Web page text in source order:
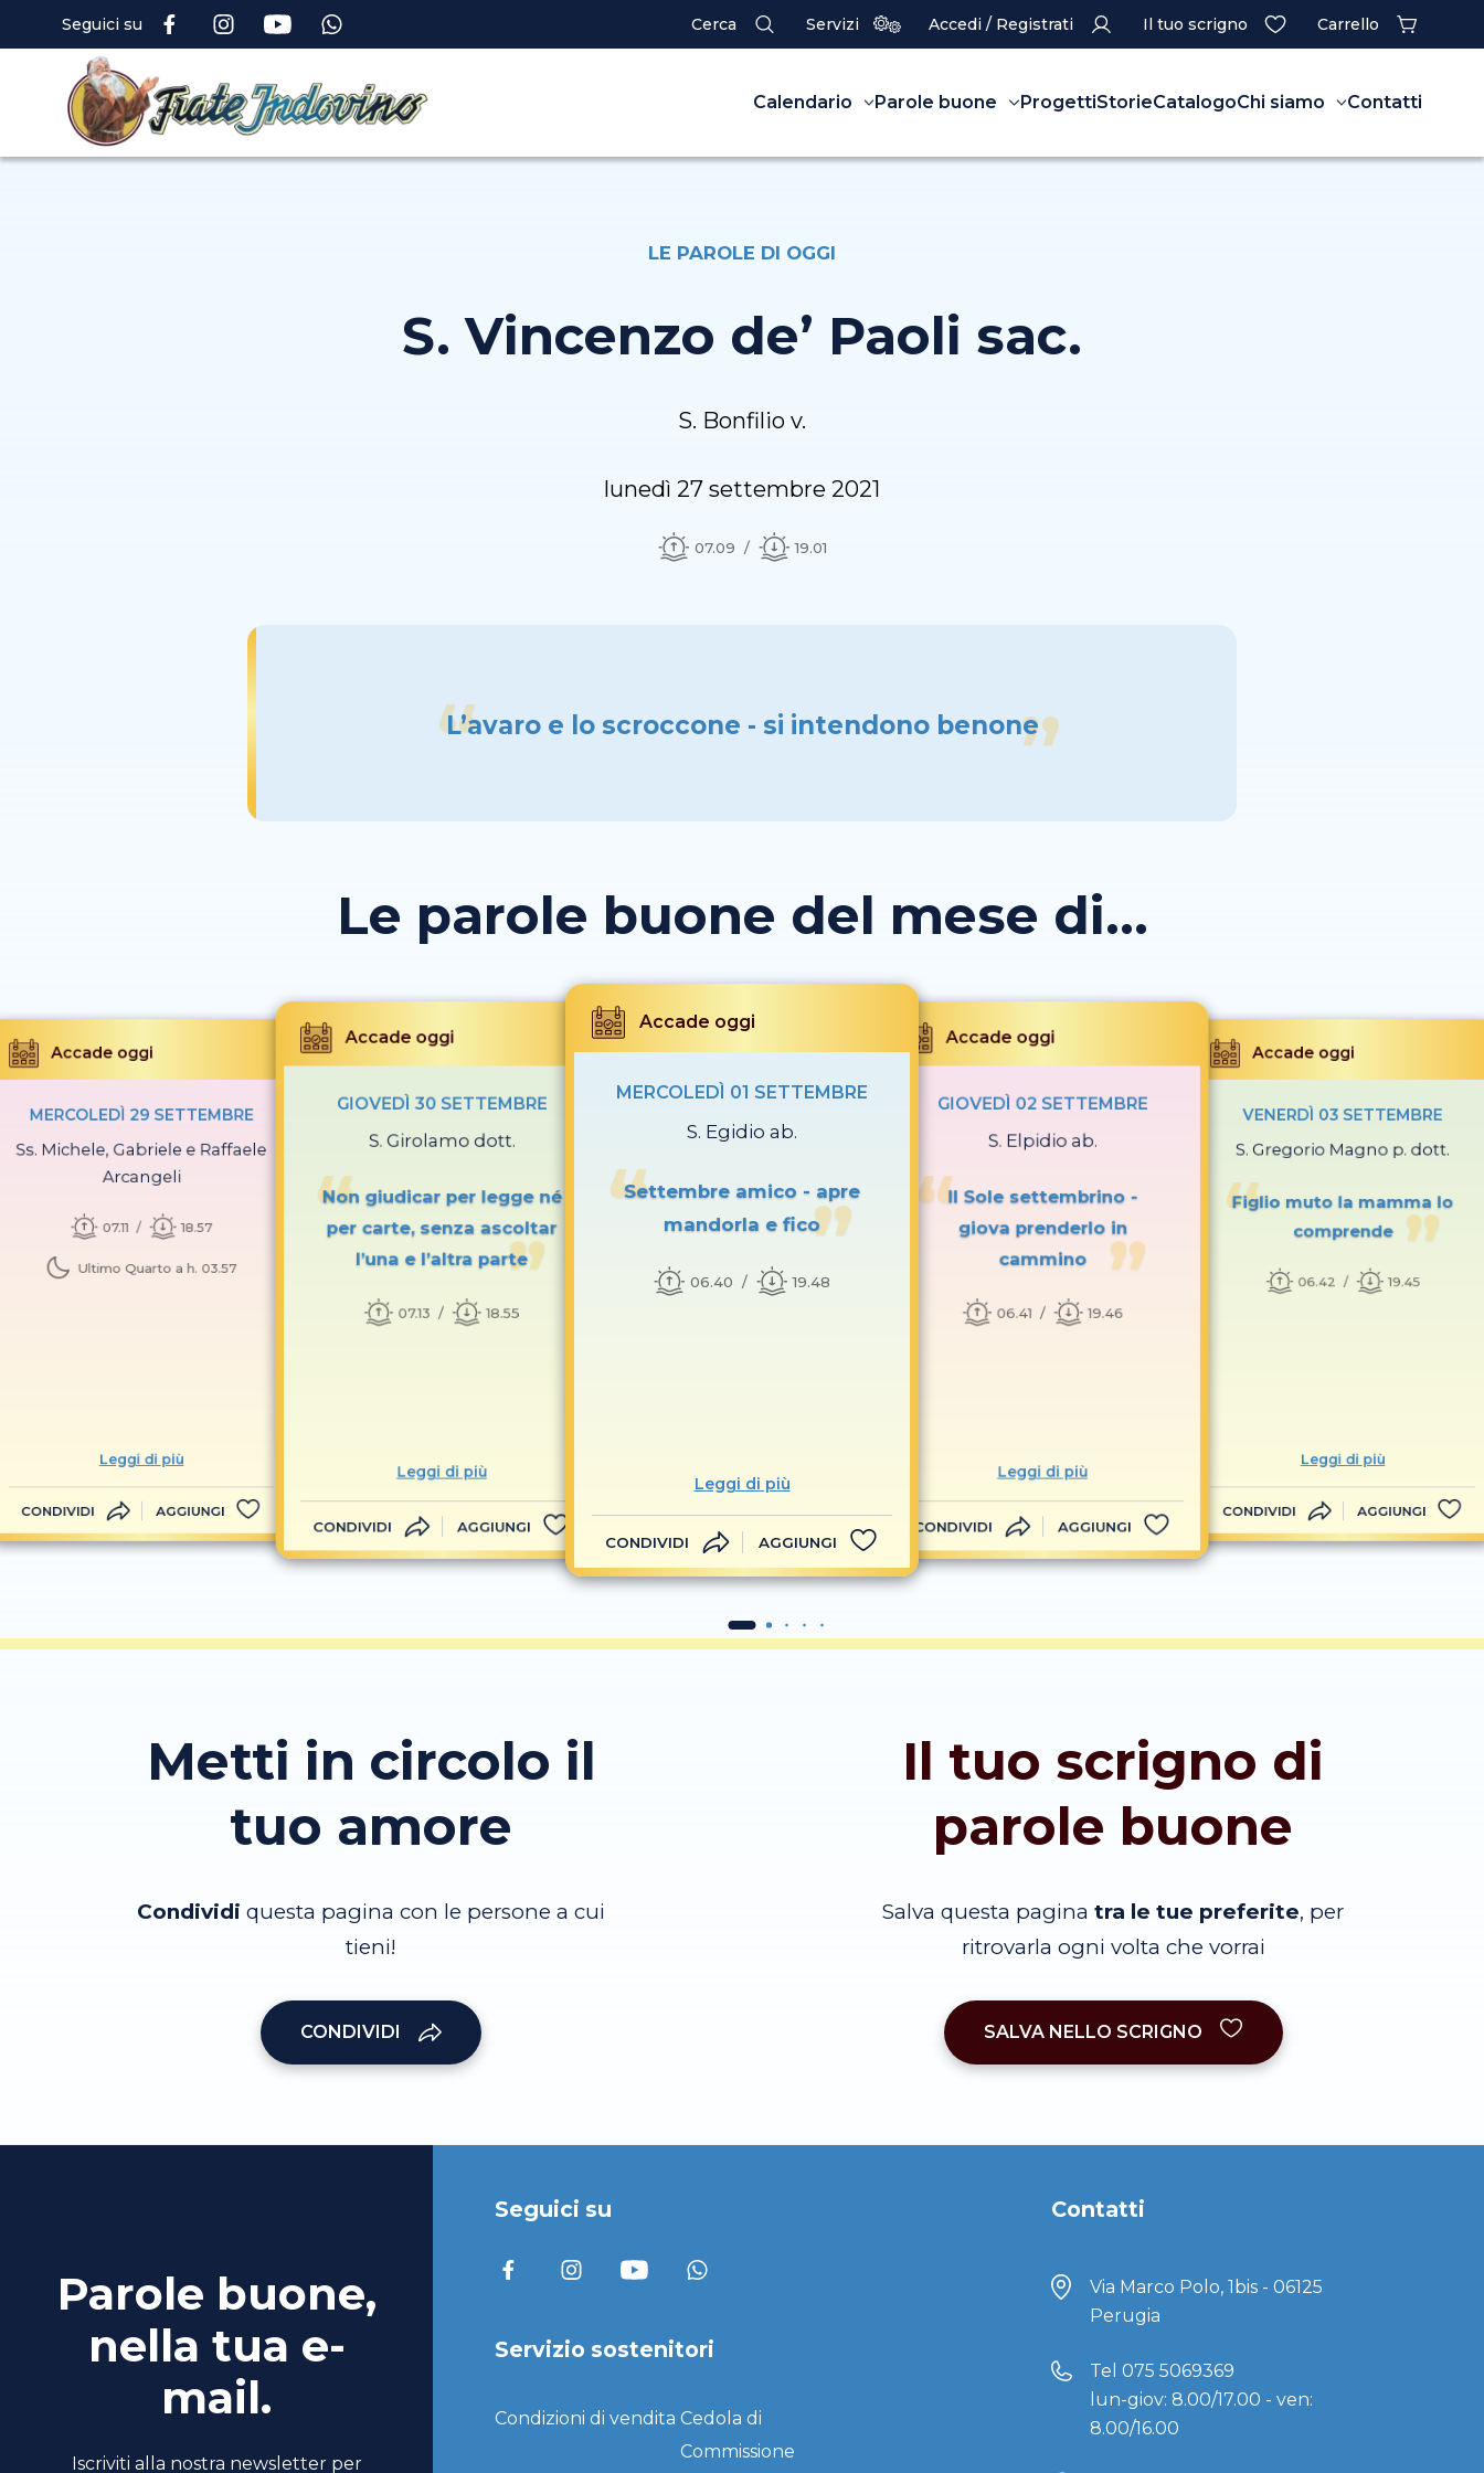
Seguici su Cerca Servizi Accedi / Registrati Il tuo scrigno Carrello
Calendario Parole buone ProgettiStorieCatalogoChi siamo Contatti
LE PAROLE DI OGGI
S. Vincenzo de’ Paoli sac.
S. Bonfilio v.
lunedì 27 settembre 2021
07.09 19.01
L’avaro e lo scroccone - si intendono benone
Le parole buone del mese di...
Accade oggi
MERCOLEDÌ 29 SETTEMBRE
Ss. Michele, Gabriele e Raffaele
Arcangeli
07.11 18.57
Ultimo Quarto a h. 03.57
Leggi di più
CONDIVIDI AGGIUNGI
Accade oggi
GIOVEDÌ 30 SETTEMBRE
S. Girolamo dott.
Non giudicar per legge né
per carte, senza ascoltar
l’una e l’altra parte
07.13 18.55
Leggi di più
CONDIVIDI AGGIUNGI
Accade oggi
MERCOLEDÌ 01 SETTEMBRE
S. Egidio ab.
Settembre amico - apre
mandorla e fico
06.40 19.48
Leggi di più
CONDIVIDI AGGIUNGI
Accade oggi
GIOVEDÌ 02 SETTEMBRE
S. Elpidio ab.
Il Sole settembrino -
giova prenderlo in
cammino
06.41 19.46
Leggi di più
CONDIVIDI AGGIUNGI
Accade oggi
VENERDÌ 03 SETTEMBRE
S. Gregorio Magno p. dott.
Figlio muto la mamma lo
comprende
06.42 19.45
Leggi di più
CONDIVIDI AGGIUNGI
Metti in circolo il
tuo amore
Condividi questa pagina con le persone a cui
tieni!
CONDIVIDI
Il tuo scrigno di
parole buone
Salva questa pagina tra le tue preferite, per
ritrovarla ogni volta che vorrai
SALVA NELLO SCRIGNO
Parole buone,
nella tua e-
mail.
Iscriviti alla nostra newsletter per
Seguici su
Servizio sostenitori
Condizioni di vendita Cedola di
Commissione
Contatti
Via Marco Polo, 1bis - 06125
Perugia
Tel 075 5069369
lun-giov: 8.00/17.00 - ven:
8.00/16.00